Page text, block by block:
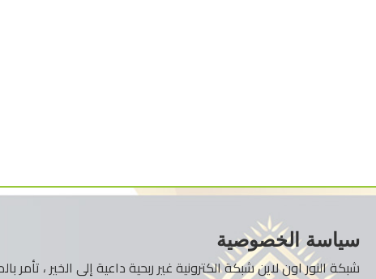
سياسة الخصوصية
شبكة النور اون لاين شبكة الكترونية غير ربحية داعية إلى الخير ،